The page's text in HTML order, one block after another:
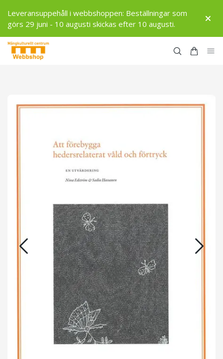
Leveransuppehåll i webbshoppen: Beställningar som
görs 29 juni - 10 augusti skickas efter 10 augusti.